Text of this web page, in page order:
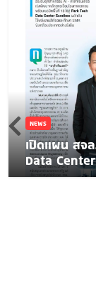
NEWS
เปิดแผน สจ
Data